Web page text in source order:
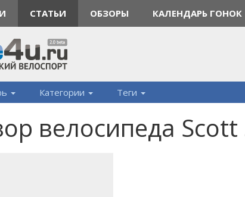
СТАТЬИ ОБЗОРЫ КАЛЕНДАРЬ ГОНОК
Категории Теги
велосипеда Scott